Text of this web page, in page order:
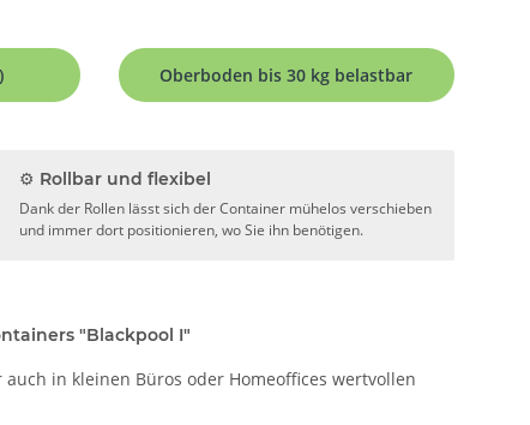
Oberboden bis 30 kg belastbar
⚙️ Rollbar und flexibel
Dank der Rollen lässt sich der Container mühelos verschieben
und immer dort positionieren, wo Sie ihn benötigen.
"Blackpool I"
in kleinen Büros oder Homeoffices wertvollen